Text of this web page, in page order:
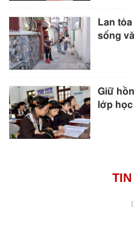
Lan
sống
Giữ
lớp